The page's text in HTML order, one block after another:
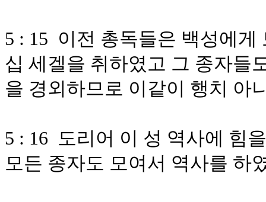
5 : 15 이전 총독들은 백성에
십 세겔을 취하였고 그 종자들
을 경외하므로 이같이 행치 아
5 : 16 도리어 이 성 역사에 힘
모든 종자도 모여서 역사를 하